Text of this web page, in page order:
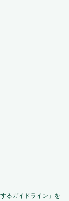
るガイドライン」を